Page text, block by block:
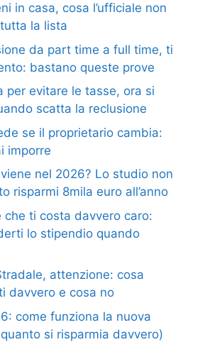
in casa, cosa l’ufficiale non
la lista
da part time a full time, ti
bastano queste prove
per evitare le tasse, ora si
scatta la reclusione
se il proprietario cambia:
imporre
nel 2026? Lo studio non
risparmi 8mila euro all’anno
che ti costa davvero caro:
lo stipendio quando
attenzione: cosa
davvero e cosa no
come funziona la nuova
si risparmia davvero)